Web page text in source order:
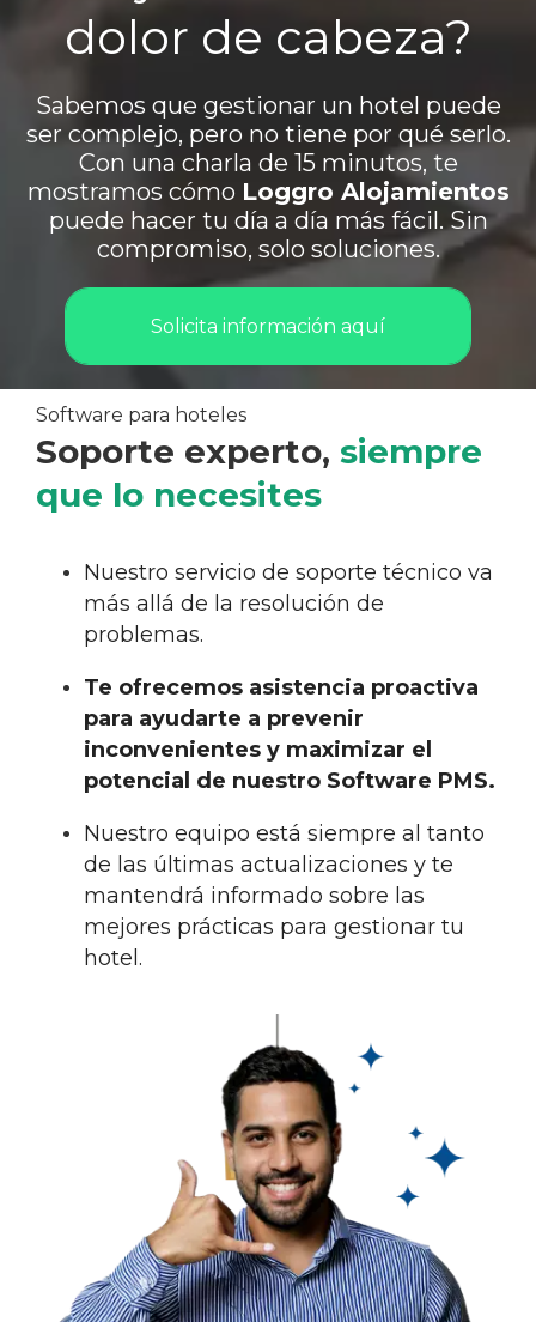
dolor de cabeza?
Sabemos que gestionar un hotel puede
ser complejo, pero no tiene por qué serlo.
Con una charla de 15 minutos, te
mostramos cómo Loggro Alojamientos
puede hacer tu día a día más fácil. Sin
compromiso, solo soluciones.
Solicita información aquí
Software para hoteles
Soporte experto, siempre
que lo necesites
Nuestro servicio de soporte técnico va
más allá de la resolución de
problemas.
Te ofrecemos asistencia proactiva
para ayudarte a prevenir
inconvenientes y maximizar el
potencial de nuestro Software PMS.
Nuestro equipo está siempre al tanto
de las últimas actualizaciones y te
mantendrá informado sobre las
mejores prácticas para gestionar tu
hotel.